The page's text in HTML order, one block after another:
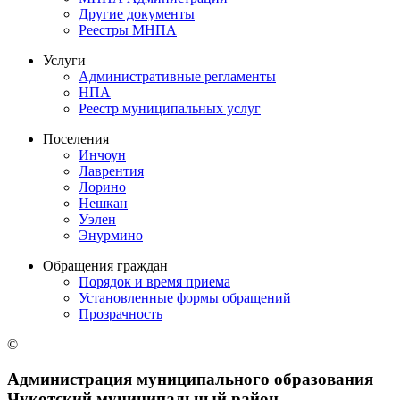
Другие документы
Реестры МНПА
Услуги
Административные регламенты
НПА
Реестр муниципальных услуг
Поселения
Инчоун
Лаврентия
Лорино
Нешкан
Уэлен
Энурмино
Обращения граждан
Порядок и время приема
Установленные формы обращений
Прозрачность
©
Администрация муниципального образования